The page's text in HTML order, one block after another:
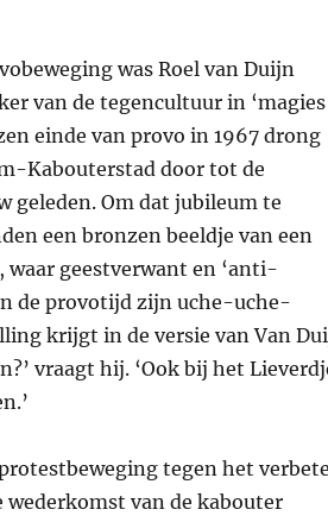
was Roel van Duijn
van de tegencultuur in ‘magies
einde van provo in 1967 drong
Kabouterstad door tot de
geleden. Om dat jubileum te
een bronzen beeldje van een
geestverwant en ‘anti-
de provotijd zijn uche-uche-
krijgt in de versie van Van
vraagt hij. ‘Ook bij het
tegen het
van de kabouter